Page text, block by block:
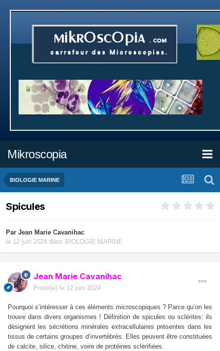
Mikroscopia
BIOLOGIE MARINE
Spicules
Par Jean Marie Cavanihac
le 12 juin 2024 dans BIOLOGIE MARINE
Jean Marie Cavanihac
Posté(e) le 12 juin 2024
Pourquoi s’intéresser à ces éléments microscopiques ? Parce qu’on les
trouve dans divers organismes ! Définition de spicules ou sclérites: ils
désignent les sécrétions minérales extracellulaires présentes dans les
tissus de certains groupes d’invertébrés. Elles peuvent être constituées
de calcite, silice, chitine, voire de protéines sclérifiées.